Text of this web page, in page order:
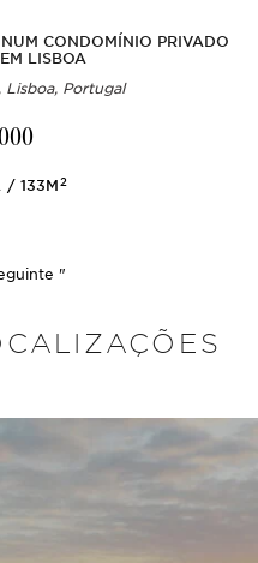
CONDOMÍNIO PRIVADO
LISBOA
Portugal
133M2
"